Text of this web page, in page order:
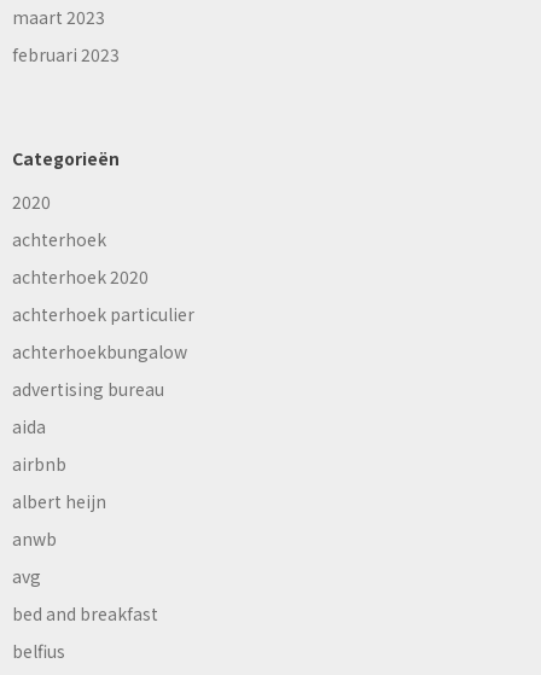
maart 2023
februari 2023
Categorieën
2020
achterhoek
achterhoek 2020
achterhoek particulier
achterhoekbungalow
advertising bureau
aida
airbnb
albert heijn
anwb
avg
bed and breakfast
belfius